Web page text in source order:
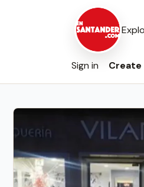
Sign in